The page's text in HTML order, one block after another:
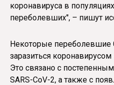
коронавируса в
переболевших", – пишут
Некоторые переболевшие
заразиться
Это связано с
SARS-CoV-2, а также с